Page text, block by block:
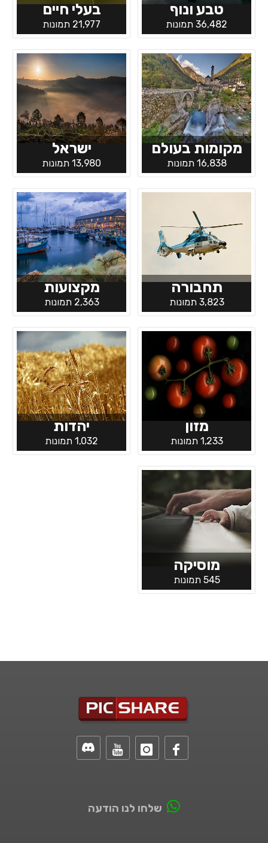
טבע ונוף
36,482 תמונות
בעלי חיים
21,977 תמונות
מקומות בעולם
16,838 תמונות
ישראל
13,980 תמונות
תחבורה
3,823 תמונות
מקצועות
2,363 תמונות
מזון
1,233 תמונות
יהדות
1,032 תמונות
מוסיקה
545 תמונות
שלחו לנו הודעה